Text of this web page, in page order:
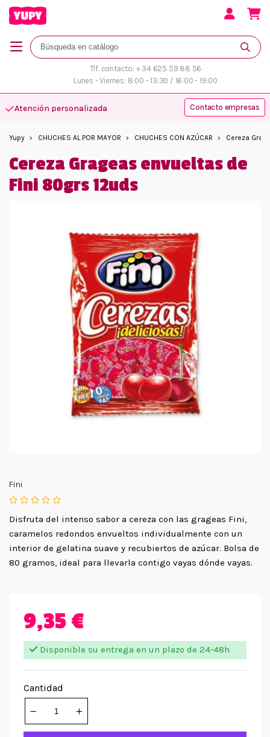
Tlf. contacto: + 34 625 59 88 56
Lunes - Viernes: 8:00 - 13:30 / 16:00 - 19:00
Atención personalizada Contacto empresas
Yupy CHUCHES AL POR MAYOR CHUCHES CON AZÚCAR Cereza
Cereza Grageas envueltas de
Fini 80grs 12uds
Fini
Disfruta del intenso sabor a cereza con las grageas Fini,
caramelos redondos envueltos individualmente con un
interior de gelatina suave y recubiertos de azúcar. Bolsa de
80 gramos, ideal para llevarla contigo vayas dónde vayas.
9,35 €
Disponible su entrega en un plazo de 24-48h
Cantidad